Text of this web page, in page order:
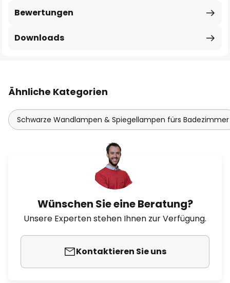
Bewertungen
Downloads
Ähnliche Kategorien
Schwarze Wandlampen & Spiegellampen fürs Badezimmer
Wünschen Sie eine Beratung?
Unsere Experten stehen Ihnen zur Verfügung.
Kontaktieren Sie uns